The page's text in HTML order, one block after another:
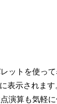
ットを使っ
表示されます
演算も気軽